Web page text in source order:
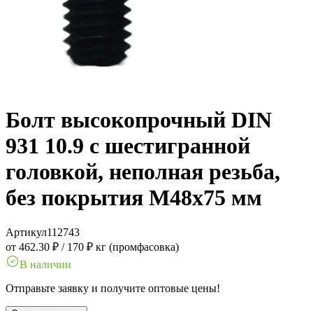
Болт высокопрочный DIN
931 10.9 с шестигранной
головкой, неполная резьба,
без покрытия M48x75 мм
Артикул112743
от 462.30 ₽ / 170 ₽ кг (промфасовка)
В наличии
Отправьте заявку и получите оптовые цены!